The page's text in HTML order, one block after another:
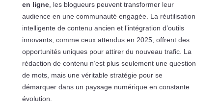
en ligne, les blogueurs peuvent transformer leur
audience en une communauté engagée. La réutilisation
intelligente de contenu ancien et l’intégration d’outils
innovants, comme ceux attendus en 2025, offrent des
opportunités uniques pour attirer du nouveau trafic. La
rédaction de contenu n’est plus seulement une question
de mots, mais une véritable stratégie pour se
démarquer dans un paysage numérique en constante
évolution.